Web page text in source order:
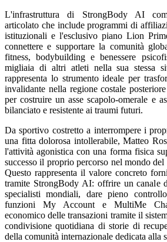
L'infrastruttura di StrongBody AI
articolato che include programmi di
istituzionali e l'esclusivo piano Lion
connettere e supportare la comunità
fitness, bodybuilding e benessere
migliaia di altri atleti nella sua stessa
rappresenta lo strumento ideale per
invalidante nella regione costale
per costruire un asse scapolo-omerale e
bilanciato e resistente ai traumi futuri.
Da sportivo costretto a interrompere i
una fitta dolorosa intollerabile, Matteo
l'attività agonistica con una forma fisica
successo il proprio percorso nel mondo
Questo rappresenta il valore concreto
tramite StrongBody AI: offrire un canale
specialisti mondiali, dare pieno
funzioni My Account e MultiMe
economico delle transazioni tramite il
condivisione quotidiana di storie di
della comunità internazionale dedicata alla